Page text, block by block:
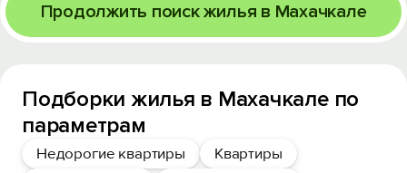
Продолжить поиск жилья в Махачкале
Подборки жилья в Махачкале по
параметрам
Недорогие квартиры
Квартиры